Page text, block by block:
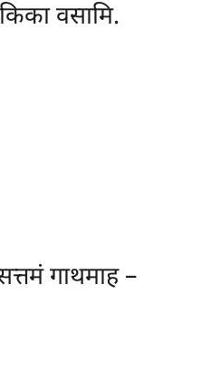
वसामि.
गाथमाह –